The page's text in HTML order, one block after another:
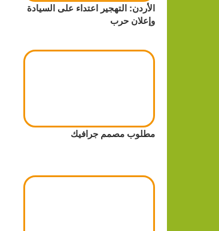
الأردن: التهجير اعتداء على السيادة
وإعلان حرب
مطلوب مصمم جرافيك